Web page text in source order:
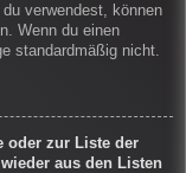
verwendest, können
Wenn du einen
standardmäßig nicht.
oder zur Liste der
aus den Listen